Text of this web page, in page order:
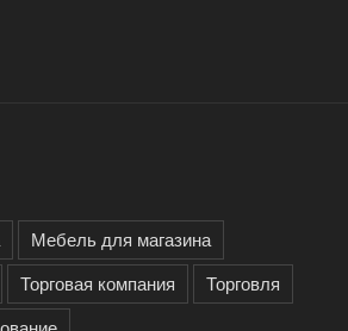
Мебель для магазина
Торговая компания
Торговля